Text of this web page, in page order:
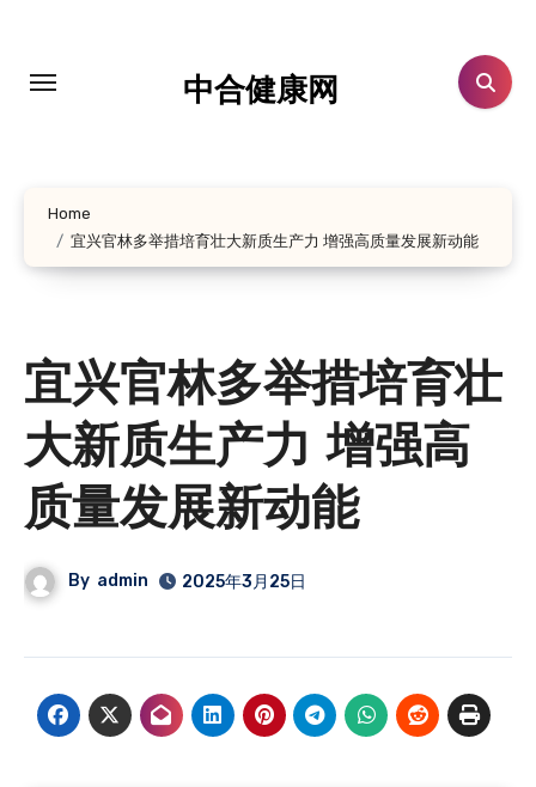
中合健康网
Home
宜兴官林多举措培育壮大新质生产力 增强高质量发展新动能
宜兴官林多举措培育壮
大新质生产力 增强高
质量发展新动能
By admin 2025年3月25日